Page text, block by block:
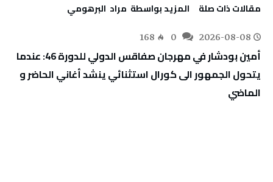
‫مقالات ذات صلة‬ ‫‫المزيد بواسطة‬ ‬ مراد‭ ‬ البرهومي
2026-08-08
168
أمين بودشار في مهرجان صفاقس الدولي للدورة 46: عندما
يتحول الجمهور الى كورال استثنائي ينشد أغاني الحاضر و
الماضي